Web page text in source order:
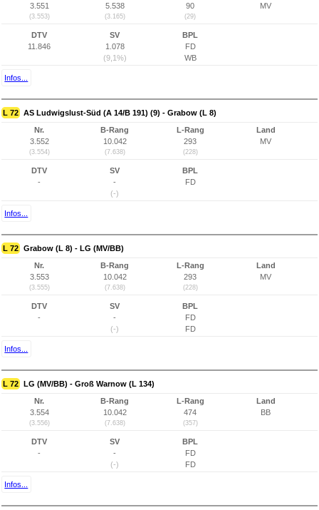
3.551
(3.553)
5.538
(3.165)
90
(29)
MV
DTV
11.846
SV
1.078
(9,1%)
BPL
FD
WB
Infos...
L 72 AS Ludwigslust-Süd (A 14/B 191) (9) - Grabow (L 8)
Nr.
3.552
(3.554)
B-Rang
10.042
(7.638)
L-Rang
293
(228)
Land
MV
DTV
-
SV
-
(-)
BPL
FD
Infos...
L 72 Grabow (L 8) - LG (MV/BB)
Nr.
3.553
(3.555)
B-Rang
10.042
(7.638)
L-Rang
293
(228)
Land
MV
DTV
-
SV
-
(-)
BPL
FD
FD
Infos...
L 72 LG (MV/BB) - Groß Warnow (L 134)
Nr.
3.554
(3.556)
B-Rang
10.042
(7.638)
L-Rang
474
(357)
Land
BB
DTV
-
SV
-
(-)
BPL
FD
FD
Infos...